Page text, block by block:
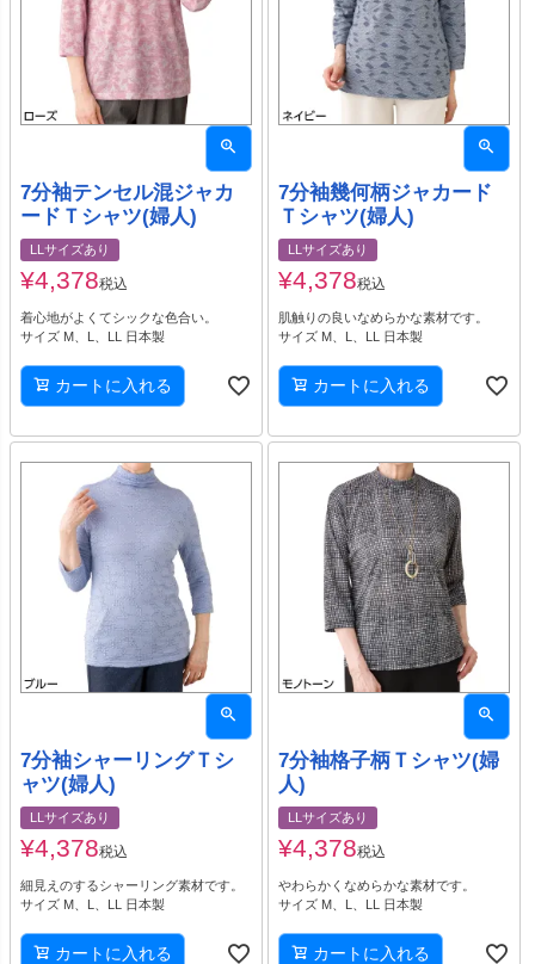
7分袖テンセル混ジャカ
ードＴシャツ(婦人)
LLサイズあり
¥4,378税込
着心地がよくてシックな色合い。
サイズ M、L、LL 日本製
カートに入れる
7分袖幾何柄ジャカード
Ｔシャツ(婦人)
LLサイズあり
¥4,378税込
肌触りの良いなめらかな素材です。
サイズ M、L、LL 日本製
カートに入れる
7分袖シャーリングＴシ
ャツ(婦人)
LLサイズあり
¥4,378税込
細見えのするシャーリング素材です。
サイズ M、L、LL 日本製
カートに入れる
7分袖格子柄Ｔシャツ(婦
人)
LLサイズあり
¥4,378税込
やわらかくなめらかな素材です。
サイズ M、L、LL 日本製
カートに入れる